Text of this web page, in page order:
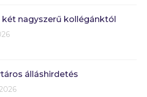
két nagyszerű kollégánktól
álláshirdetés